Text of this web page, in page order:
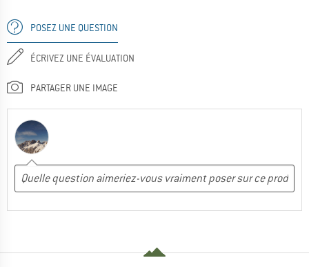
POSEZ UNE QUESTION
ÉCRIVEZ UNE ÉVALUATION
PARTAGER UNE IMAGE